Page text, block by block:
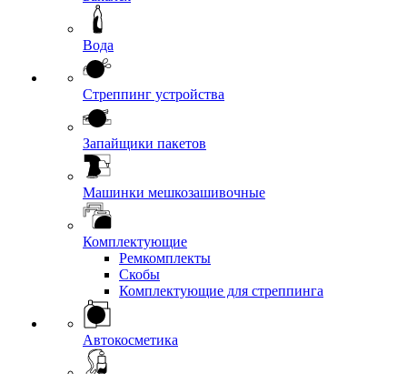
Вода
Стреппинг устройства
Запайщики пакетов
Машинки мешкозашивочные
Комплектующие
Ремкомплекты
Скобы
Комплектующие для стреппинга
Автокосметика